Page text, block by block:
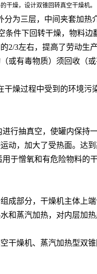
干燥，设计双锥回转真空干燥机。
为三层，中间夹套加热
件下回转干燥，物料
2/3左右，提高了劳动生
有毒物质）须回收（
燥过程中受到的环境污
行抽真空，使罐内保持
，加大了受热面。达到
憎氧和有危险物料的
部分，干燥机主体上
蒸汽加热，对内层加热
干燥机、蒸汽加热型双